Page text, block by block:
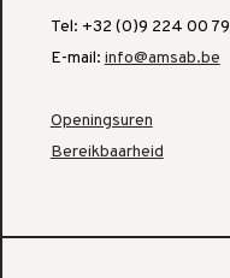
Tel: +32 (0)9 224 00 79
E-mail: info@amsab.be
Openingsuren
Bereikbaarheid